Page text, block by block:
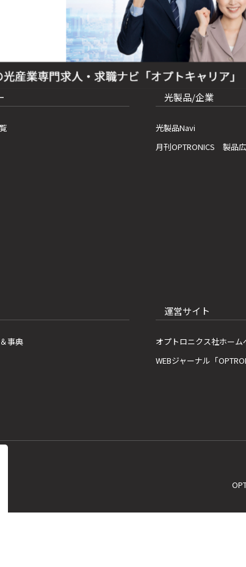
光製品/企業
光製品Navi
月刊OPTRONICS 製品
事典
運営サイト
オプトロニクス社ホーム
WEBジャーナル「